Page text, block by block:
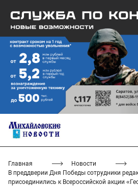
Главная
Новости
В преддверии Дня Победы сотрудники
присоединились к Всероссийской акции